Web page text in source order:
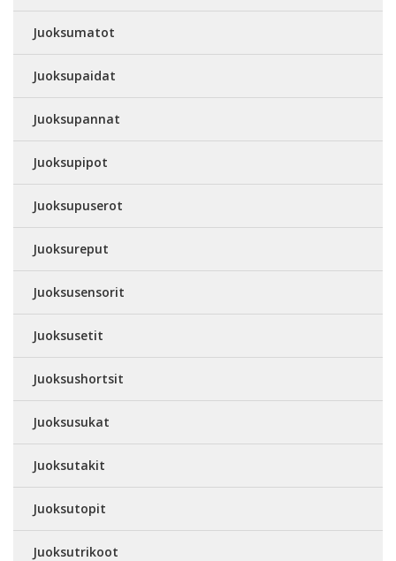
Juoksumatot
Juoksupaidat
Juoksupannat
Juoksupipot
Juoksupuserot
Juoksureput
Juoksusensorit
Juoksusetit
Juoksushortsit
Juoksusukat
Juoksutakit
Juoksutopit
Juoksutrikoot